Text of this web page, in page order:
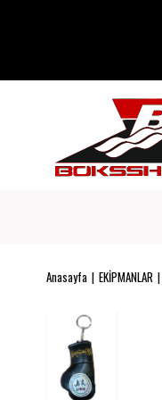
Anasayfa EKİPMANLAR